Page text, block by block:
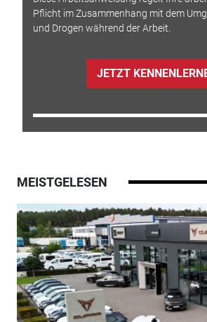
Pflicht im Zusammenhang mit dem
und Drogen während der Arbeit.
JETZT
MEISTGELESEN